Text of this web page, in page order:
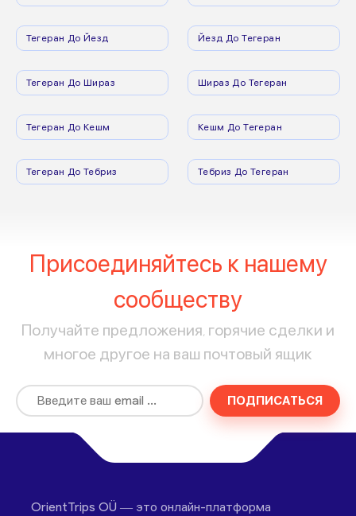
Тегеран До Йезд Йезд До Тегеран
Тегеран До Шираз Шираз До Тегеран
Тегеран До Кешм Кешм До Тегеран
Тегеран До Тебриз Тебриз До Тегеран
Присоединяйтесь к нашему
сообществу
Получайте предложения, горячие сделки и
многое другое на ваш почтовый ящик
ПОДПИСАТЬСЯ
OrientTrips OÜ — это онлайн-платформа